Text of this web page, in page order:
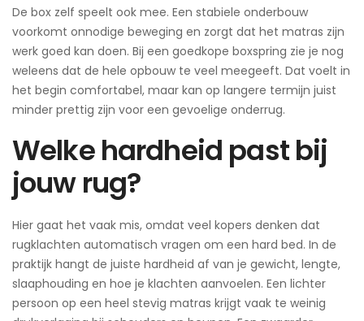
De box zelf speelt ook mee. Een stabiele onderbouw
voorkomt onnodige beweging en zorgt dat het matras zijn
werk goed kan doen. Bij een goedkope boxspring zie je nog
weleens dat de hele opbouw te veel meegeeft. Dat voelt in
het begin comfortabel, maar kan op langere termijn juist
minder prettig zijn voor een gevoelige onderrug.
Welke hardheid past bij
jouw rug?
Hier gaat het vaak mis, omdat veel kopers denken dat
rugklachten automatisch vragen om een hard bed. In de
praktijk hangt de juiste hardheid af van je gewicht, lengte,
slaaphouding en hoe je klachten aanvoelen. Een lichter
persoon op een heel stevig matras krijgt vaak te weinig